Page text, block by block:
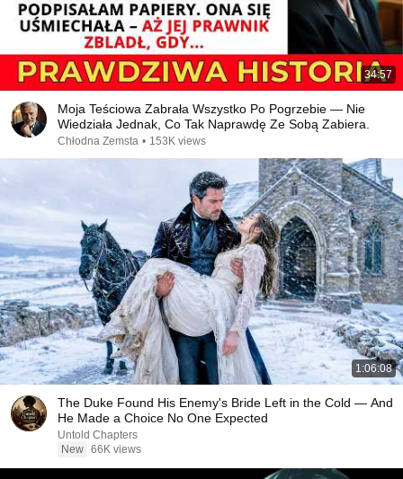
34:57
Moja Teściowa Zabrała Wszystko Po Pogrzebie — Nie
Wiedziała Jednak, Co Tak Naprawdę Ze Sobą Zabiera.
Chłodna Zemsta • 153K views
1:06:08
The Duke Found His Enemy's Bride Left in the Cold — And
He Made a Choice No One Expected
Untold Chapters
New 66K views